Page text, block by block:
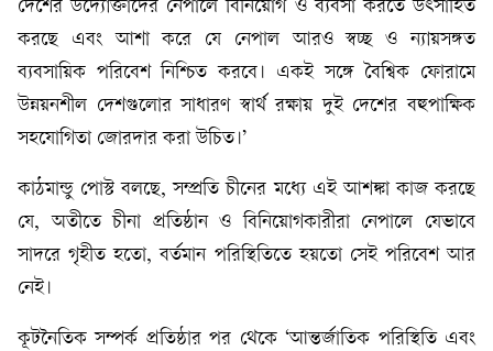
দেশের উদ্যোক্তাদের নেপালে বিনিয়োগ ও ব্যবসা করতে উৎসাহিত
করছে এবং আশা করে যে নেপাল আরও স্বচ্ছ ও ন্যায়সঙ্গত
ব্যবসায়িক পরিবেশ নিশ্চিত করবে। একই সঙ্গে বৈশ্বিক ফোরামে
উন্নয়নশীল দেশগুলোর সাধারণ স্বার্থ রক্ষায় দুই দেশের বহুপাক্ষিক
সহযোগিতা জোরদার করা উচিত।’
কাঠমান্ডু পোস্ট বলছে, সম্প্রতি চীনের মধ্যে এই আশঙ্কা কাজ করছে
যে, অতীতে চীনা প্রতিষ্ঠান ও বিনিয়োগকারীরা নেপালে যেভাবে
সাদরে গৃহীত হতো, বর্তমান পরিস্থিতিতে হয়তো সেই পরিবেশ আর
নেই।
কূটনৈতিক সম্পর্ক প্রতিষ্ঠার পর থেকে ‘আন্তর্জাতিক পরিস্থিতি এবং